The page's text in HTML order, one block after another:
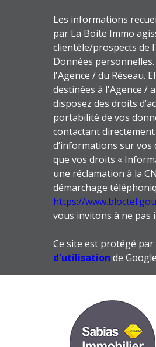
Les informations
par La Boite Immo
clientèle/prospects de
Données
l'Agence / du Réseau.
destinées à l'Agence /
disposez des droits
portabilité de vos
contactant directement
d’informations sur vos
que vos droits «
une réclamation à la
démarchage
https://
vous invitons à ne pas
Ce site est protégé par
d'utilisation de